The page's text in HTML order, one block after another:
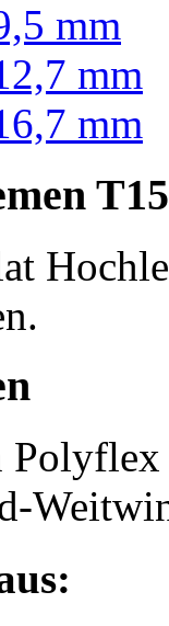
mm
mm
mm